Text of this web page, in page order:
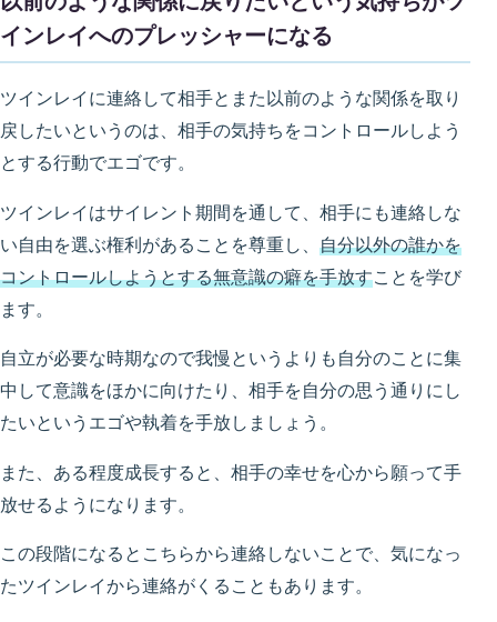
インレイへのプレッシャーになる
ツインレイに連絡して相手とまた以前のような関係を取り
戻したいというのは、相手の気持ちをコントロールしよう
とする行動でエゴです。
ツインレイはサイレント期間を通して、相手にも連絡しな
い自由を選ぶ権利があることを尊重し、 自分以外の誰かを
コントロールしようとする無意識の癖を手放すことを学び
ます。
自立が必要な時期なので我慢というよりも自分のことに集
中して意識をほかに向けたり、相手を自分の思う通りにし
たいというエゴや執着を手放しましょう。
また、ある程度成長すると、相手の幸せを心から願って手
放せるようになります。
この段階になるとこちらから連絡しないことで、気になっ
たツインレイから連絡がくることもあります。